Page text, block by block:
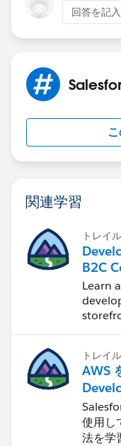
回答を記
関連学習
トレイル
B2C
Learn
トレイル
AWS
つい
使用し
法を学